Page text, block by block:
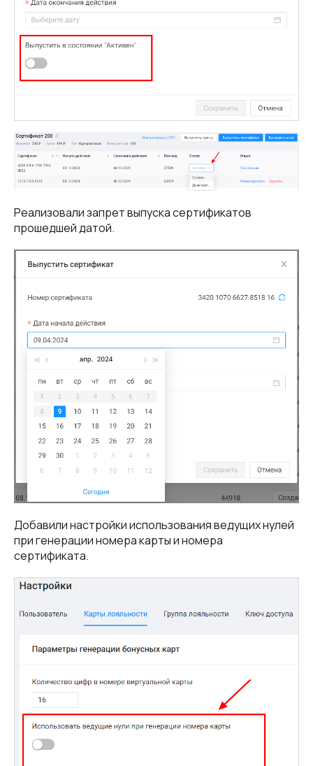
Реализовали запрет выпуска сертификатов
прошедшей датой.
Добавили настройки использования ведущих нулей
при генерации номера карты и номера
сертификата.